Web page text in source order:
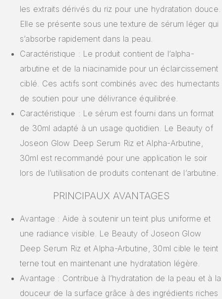
les extraits dérivés du riz pour une hydratation douce.
Elle se présente sous une texture de sérum léger qui
s’absorbe rapidement dans la peau.
Caractéristique : Le produit contient de l’alpha-
arbutine et de la niacinamide pour un éclaircissement
ciblé. Ces actifs sont combinés avec des humectants
de soutien pour une délivrance équilibrée.
Caractéristique : Le sérum est fourni dans un format
de 30ml adapté à un usage quotidien. Le Beauty of
Joseon Glow Deep Serum Riz et Alpha-Arbutine,
30ml est recommandé pour une application le soir
lors de l’utilisation de produits contenant de l’arbutine.
PRINCIPAUX AVANTAGES
Avantage : Aide à soutenir un teint plus uniforme et
une radiance visible. Le Beauty of Joseon Glow
Deep Serum Riz et Alpha-Arbutine, 30ml cible le teint
terne tout en maintenant une hydratation légère.
Avantage : Contribue à l’hydratation de la peau et à la
douceur de la surface grâce à des ingrédients riches